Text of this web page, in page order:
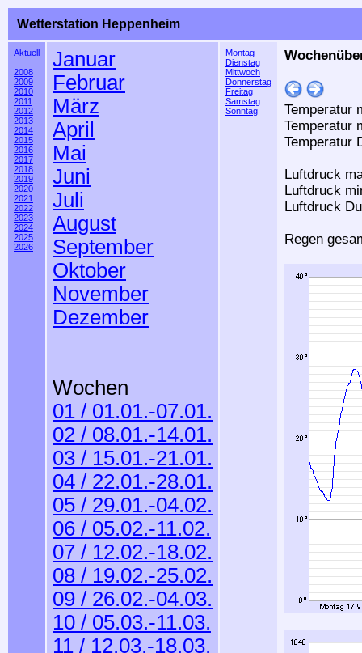
Wetterstation Heppenheim
Aktuell
2008
2009
2010
2011
2012
2013
2014
2015
2016
2017
2018
2019
2020
2021
2022
2023
2024
2025
2026
Januar
Februar
März
April
Mai
Juni
Juli
August
September
Oktober
November
Dezember
Wochen
01 / 01.01.-07.01.
02 / 08.01.-14.01.
03 / 15.01.-21.01.
04 / 22.01.-28.01.
05 / 29.01.-04.02.
06 / 05.02.-11.02.
07 / 12.02.-18.02.
08 / 19.02.-25.02.
09 / 26.02.-04.03.
10 / 05.03.-11.03.
11 / 12.03.-18.03.
Montag
Dienstag
Mittwoch
Donnerstag
Freitag
Samstag
Sonntag
Temperatur
Temperatur
Temperatur
Luftdruck
Luftdruck
Luftdruck
Regen